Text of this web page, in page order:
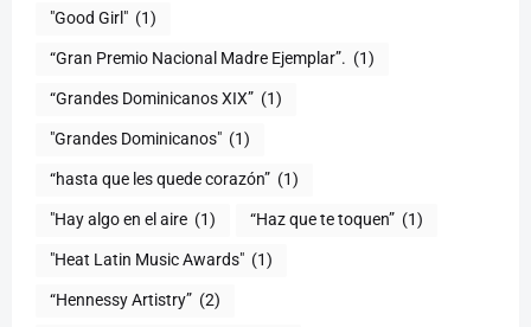
"Good Girl" (1)
“Gran Premio Nacional Madre Ejemplar”. (1)
“Grandes Dominicanos XIX” (1)
"Grandes Dominicanos" (1)
(1)
"Hay algo en el aire (1) “Haz que te toquen” (1)
"Heat Latin Music Awards" (1)
“Hennessy Artistry” (2)